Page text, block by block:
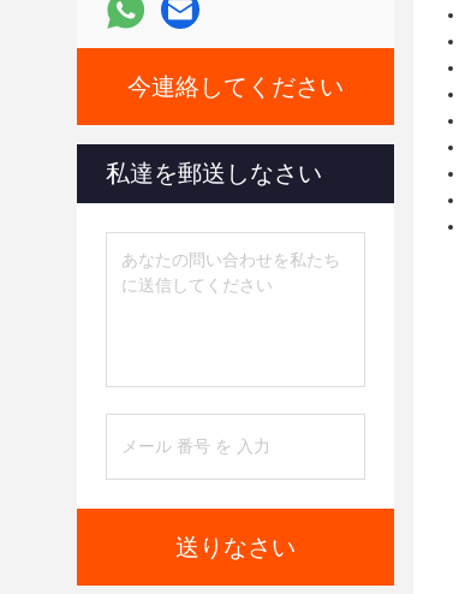
今連絡してください
私達を郵送しなさい
送りなさい